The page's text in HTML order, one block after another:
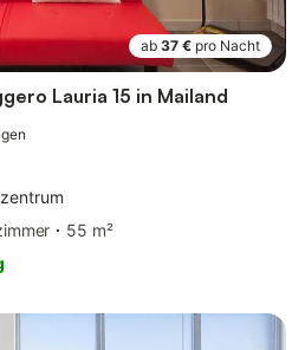
ab 37 € pro Nacht
Lauria 15 in Mailand
55 m²